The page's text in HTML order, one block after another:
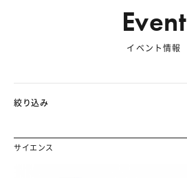
Event
イベント情報
絞り込み
サイエンス